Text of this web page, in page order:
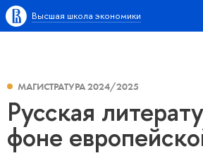
Высшая школа экономики
МАГИСТРАТУРА 2024/2025
Русская
фоне